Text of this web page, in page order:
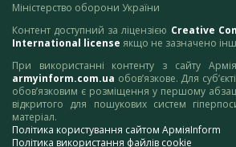
Міністерство оборони України
Контент доступний за ліцензією Creative
International license якщо не зазначено
При використанні контенту з сайту
armyinform.com.ua обов’язкове. Для
обов’язковим є розміщення у першому
відкритого для пошукових систем
матеріал.
Політика користування сайтом АрміяInform
Політика використання файлів cookie